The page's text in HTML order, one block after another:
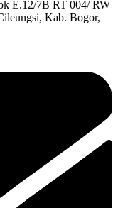
E.12/7B RT 004/ RW
Kab. Bogor,